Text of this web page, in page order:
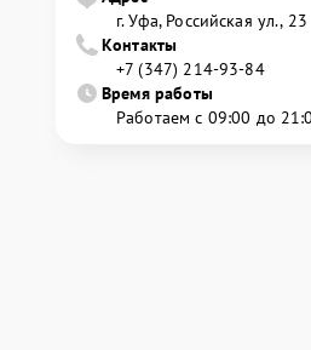
г. Уфа, Российская ул., 23
Контакты
+7 (347) 214-93-84
Время работы
Работаем с 09:00 до